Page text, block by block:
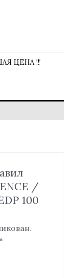
ЦЕНА !!!
/
100